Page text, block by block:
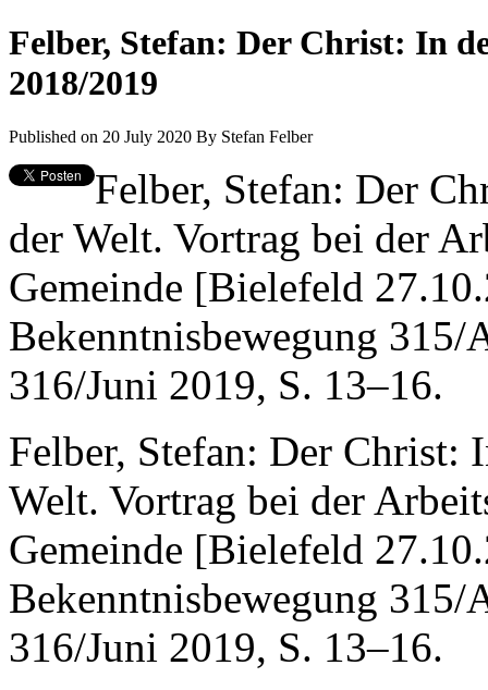
Felber, Stefan: Der Christ: In
2018/2019
Published on 20 July 2020 By Stefan Felber
Felber, Stefan: Der
der Welt. Vortrag bei der
Gemeinde [Bielefeld
Bekenntnisbewegung
316/Juni 2019, S. 13–16.
Felber, Stefan: Der Christ:
Welt. Vortrag bei der
Gemeinde [Bielefeld
Bekenntnisbewegung
316/Juni 2019, S. 13–16.